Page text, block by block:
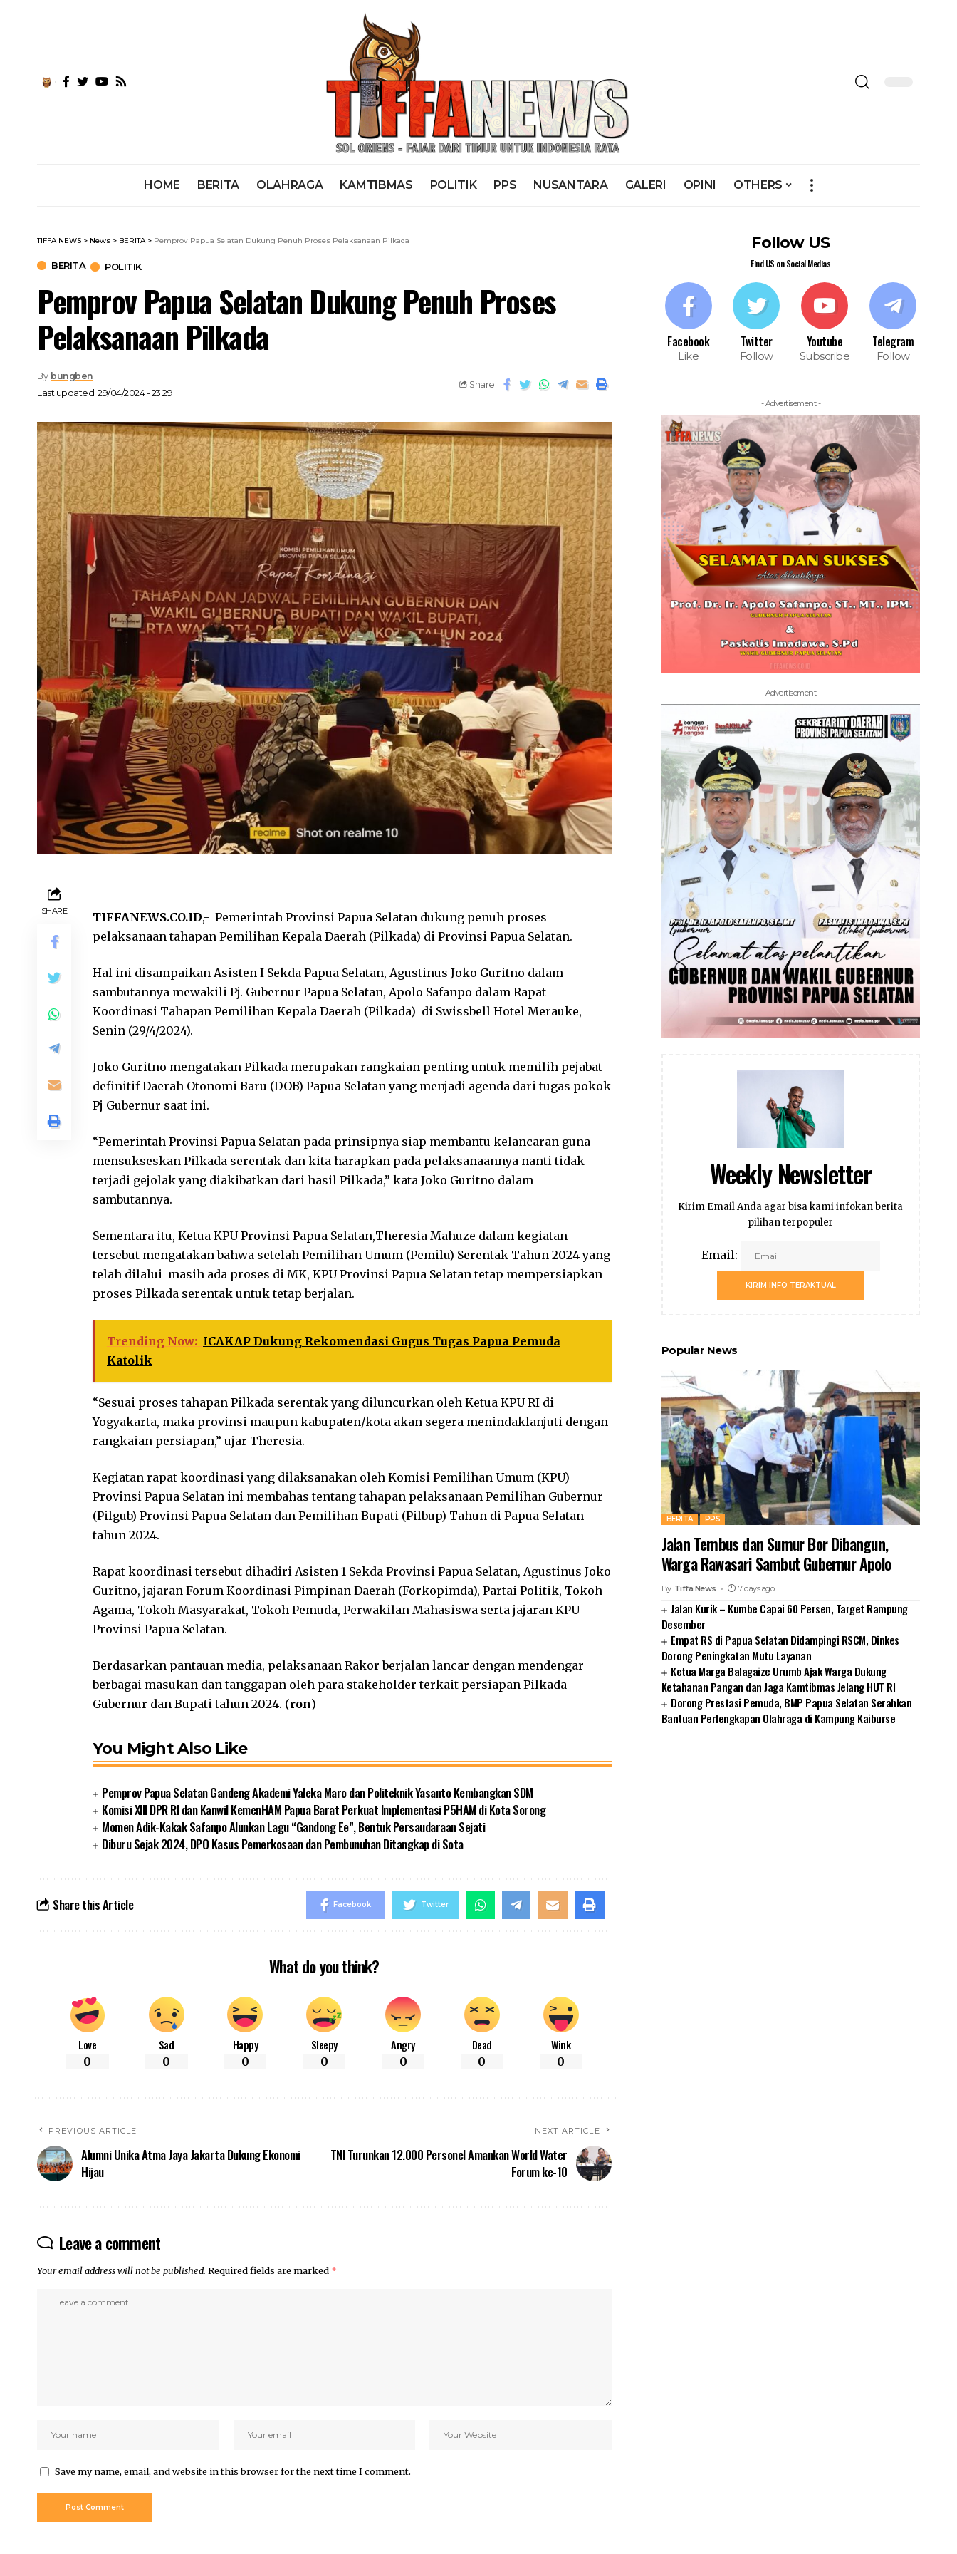
HOME BERITA OLAHRAGA KAMTIBMAS POLITIK PPS NUSANTARA GALERI OPINI OTHERS
TIFFA NEWS > News > BERITA> Pemprov Papua Selatan Dukung Penuh Proses Pelaksanaan Pilkada
BERITA POLITIK
Pemprov Papua Selatan Dukung Penuh Proses
Pelaksanaan Pilkada
Last updated: 29/04/2024 - 23:29
By bungben
Share
SHARE TIFFANEWS.CO.ID,- Pemerintah Provinsi Papua Selatan dukung penuh proses
pelaksanaan tahapan Pemilihan Kepala Daerah (Pilkada) di Provinsi Papua Selatan.
Hal ini disampaikan Asisten I Sekda Papua Selatan, Agustinus Joko Guritno dalam
sambutannya mewakili Pj. Gubernur Papua Selatan, Apolo Safanpo dalam Rapat
Koordinasi Tahapan Pemilihan Kepala Daerah (Pilkada) di Swissbell Hotel Merauke,
Senin (29/4/2024).
Joko Guritno mengatakan Pilkada merupakan rangkaian penting untuk memilih pejabat
definitif Daerah Otonomi Baru (DOB) Papua Selatan yang menjadi agenda dari tugas pokok
Pj Gubernur saat ini.
“Pemerintah Provinsi Papua Selatan pada prinsipnya siap membantu kelancaran guna
mensukseskan Pilkada serentak dan kita harapkan pada pelaksanaannya nanti tidak
terjadi gejolak yang diakibatkan dari hasil Pilkada,” kata Joko Guritno dalam
sambutannya.
Sementara itu, Ketua KPU Provinsi Papua Selatan,Theresia Mahuze dalam kegiatan
tersebut mengatakan bahwa setelah Pemilihan Umum (Pemilu) Serentak Tahun 2024 yang
telah dilalui masih ada proses di MK, KPU Provinsi Papua Selatan tetap mempersiapkan
proses Pilkada serentak untuk tetap berjalan.
Trending Now: ICAKAP Dukung Rekomendasi Gugus Tugas Papua Pemuda
Katolik
“Sesuai proses tahapan Pilkada serentak yang diluncurkan oleh Ketua KPU RI di
Yogyakarta, maka provinsi maupun kabupaten/kota akan segera menindaklanjuti dengan
rangkaian persiapan,” ujar Theresia.
Kegiatan rapat koordinasi yang dilaksanakan oleh Komisi Pemilihan Umum (KPU)
Provinsi Papua Selatan ini membahas tentang tahapan pelaksanaan Pemilihan Gubernur
(Pilgub) Provinsi Papua Selatan dan Pemilihan Bupati (Pilbup) Tahun di Papua Selatan
tahun 2024.
Rapat koordinasi tersebut dihadiri Asisten 1 Sekda Provinsi Papua Selatan, Agustinus Joko
Guritno, jajaran Forum Koordinasi Pimpinan Daerah (Forkopimda), Partai Politik, Tokoh
Agama, Tokoh Masyarakat, Tokoh Pemuda, Perwakilan Mahasiswa serta jajaran KPU
Provinsi Papua Selatan.
Berdasarkan pantauan media, pelaksanaan Rakor berjalan lancar dengan mendengar
berbagai masukan dan tanggapan oleh para stakeholder terkait persiapan Pilkada
Gubernur dan Bupati tahun 2024. (ron)
You Might Also Like
Pemprov Papua Selatan Gandeng Akademi Yaleka Maro dan Politeknik Yasanto Kembangkan SDM
Komisi XIII DPR RI dan Kanwil KemenHAM Papua Barat Perkuat Implementasi P5HAM di Kota Sorong
Momen Adik-Kakak Safanpo Alunkan Lagu “Gandong Ee”, Bentuk Persaudaraan Sejati
Diburu Sejak 2024, DPO Kasus Pemerkosaan dan Pembunuhan Ditangkap di Sota
Share this Article Facebook Twitter
What do you think?
Love
0
Sad
0
Happy
0
Sleepy
0
Angry
0
Dead
0
Wink
0
PREVIOUS ARTICLE
Alumni Unika Atma Jaya Jakarta Dukung Ekonomi
Hijau
NEXT ARTICLE
TNI Turunkan 12.000 Personel Amankan World Water
Forum ke-10
Leave a comment
Your email address will not be published. Required fields are marked *
Save my name, email, and website in this browser for the next time I comment.
Follow US
Find US on Social Medias
Facebook
Like
Twitter
Follow
Youtube
Subscribe
Telegram
Follow
- Advertisement -
- Advertisement -
Weekly Newsletter
Kirim Email Anda agar bisa kami infokan berita
pilihan terpopuler
Email:
KIRIM INFO TERAKTUAL
Popular News
BERITA PPS
Jalan Tembus dan Sumur Bor Dibangun,
Warga Rawasari Sambut Gubernur Apolo
By Tiffa News 7 days ago
Jalan Kurik – Kumbe Capai 60 Persen, Target Rampung
Desember
Empat RS di Papua Selatan Didampingi RSCM, Dinkes
Dorong Peningkatan Mutu Layanan
Ketua Marga Balagaize Urumb Ajak Warga Dukung
Ketahanan Pangan dan Jaga Kamtibmas Jelang HUT RI
Dorong Prestasi Pemuda, BMP Papua Selatan Serahkan
Bantuan Perlengkapan Olahraga di Kampung Kaiburse